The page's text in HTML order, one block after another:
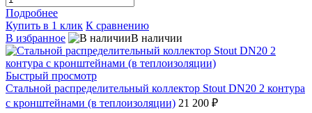
Подробнее
Купить в 1 клик К сравнению
В избранное
В наличии
Быстрый просмотр
Стальной распределительный коллектор Stout DN20 2 контура
с кронштейнами (в теплоизоляции) 21 200 ₽